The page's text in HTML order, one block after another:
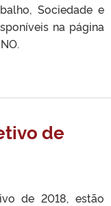
Sociedade e
na página
de
de 2018, estão